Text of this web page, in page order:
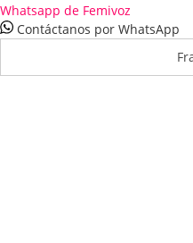
Whatsapp de Femivoz
Contáctanos por WhatsApp